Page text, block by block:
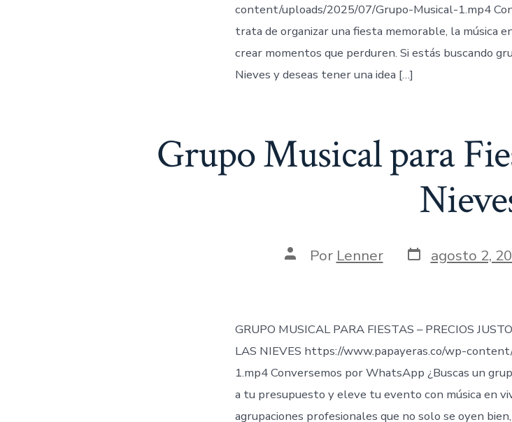
content/uploads/2025/07/Grupo-Musical-1.mp4
trata de organizar una fiesta memorable, la música
crear momentos que perduren. Si estás buscando
Nieves y deseas tener una idea […]
Grupo Musical para
AutorPor Lenner Fecha
de
agosto 2,
GRUPO MUSICAL PARA FIESTAS – PRECIOS
LAS NIEVES https://www.papayeras.co/wp-
1.mp4 Conversemos por WhatsApp ¿Buscas un
a tu presupuesto y eleve tu evento con música en
agrupaciones profesionales que no solo se oyen